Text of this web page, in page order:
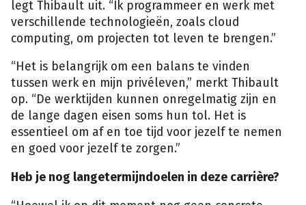
legt Thibault uit. “Ik programmeer en werk met
verschillende technologieën, zoals cloud
computing, om projecten tot leven te brengen.”
“Het is belangrijk om een balans te vinden
tussen werk en mijn privéleven,” merkt Thibault
op. “De werktijden kunnen onregelmatig zijn en
de lange dagen eisen soms hun tol. Het is
essentieel om af en toe tijd voor jezelf te nemen
en goed voor jezelf te zorgen.”
Heb je nog langetermijndoelen in deze carrière?